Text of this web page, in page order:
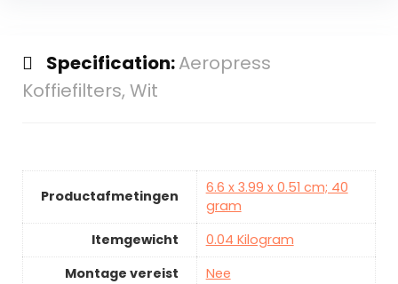
Specification:Aeropress
Koffiefilters, Wit
Productafmetingen
6.6 x 3.99 x 0.51 cm; 40
gram
Itemgewicht
0.04 Kilogram
Montage vereist
Nee